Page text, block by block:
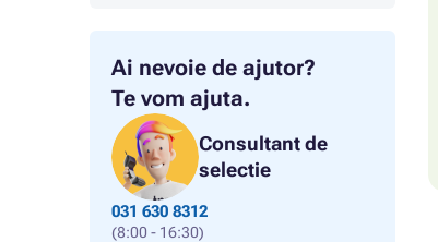
Ai nevoie de ajutor?
Te vom ajuta.
Consultant de
selectie
031 630 8312
(8:00 - 16:30)